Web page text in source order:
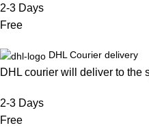
2-3 Days
Free
DHL Courier delivery
DHL courier will deliver to the
2-3 Days
Free